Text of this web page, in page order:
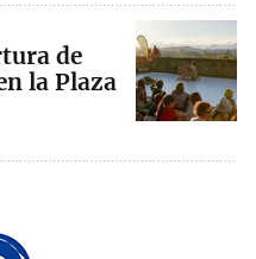
de
la Plaza